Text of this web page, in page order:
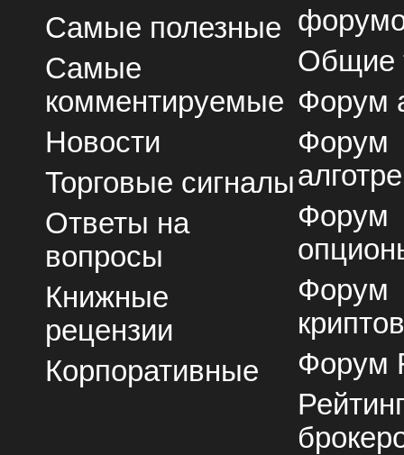
Самые полезные
Самые
комментируемые
Новости
Торговые сигналы
Ответы на
вопросы
Книжные
рецензии
Корпоративные
Общие
Форум
Форум
Форум
Форум
Форум